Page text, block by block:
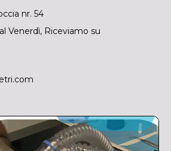
nr. 54
Venerdì, Riceviamo su